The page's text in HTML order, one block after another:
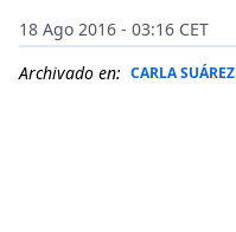
18 Ago 2016 - 03:16 CET
Archivado en: CARLA SUÁREZ